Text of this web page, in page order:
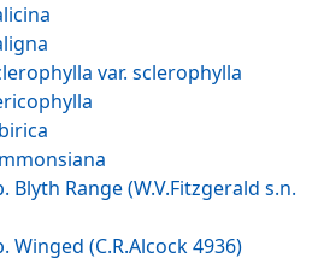
Acacia sclerophylla var. sclerophylla
Blyth Range (W.V.Fitzgerald s.n.
Winged (C.R.Alcock 4936)